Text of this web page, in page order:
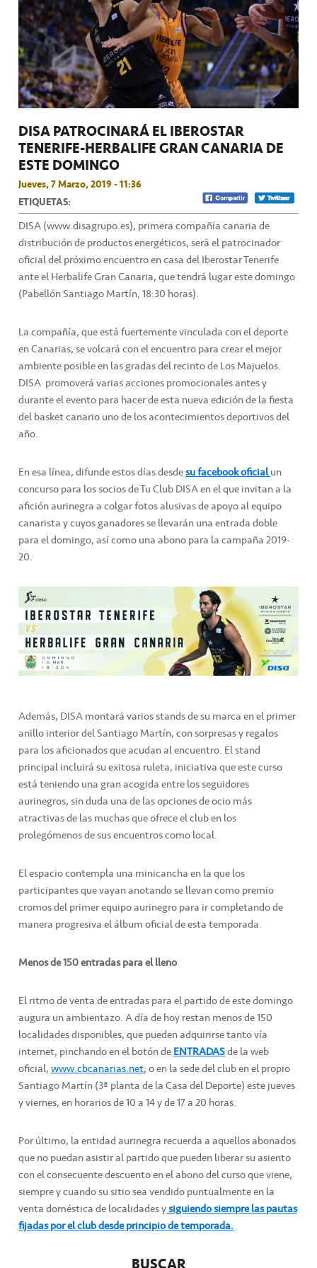
DISA PATROCINARÁ EL IBEROSTAR
TENERIFE-HERBALIFE GRAN CANARIA DE
ESTE DOMINGO
Jueves, 7 Marzo, 2019 - 11:36
ETIQUETAS:
DISA (www.disagrupo.es), primera compañía canaria de
distribución de productos energéticos, será el patrocinador
oficial del próximo encuentro en casa del Iberostar Tenerife
ante el Herbalife Gran Canaria, que tendrá lugar este domingo
(Pabellón Santiago Martín, 18:30 horas).
La compañía, que está fuertemente vinculada con el deporte
en Canarias, se volcará con el encuentro para crear el mejor
ambiente posible en las gradas del recinto de Los Majuelos.
DISA promoverá varias acciones promocionales antes y
durante el evento para hacer de esta nueva edición de la fiesta
del basket canario uno de los acontecimientos deportivos del
año.
En esa línea, difunde estos días desdesu facebook oficialun
concurso para los socios de Tu Club DISA en el que invitan a la
afición aurinegra a colgar fotos alusivas de apoyo al equipo
canarista y cuyos ganadores se llevarán una entrada doble
para el domingo, así como una abono para la campaña 2019-
20.
Además, DISA montará varios stands de su marca en el primer
anillo interior del Santiago Martín, con sorpresas y regalos
para los aficionados que acudan al encuentro. El stand
principal incluirá su exitosa ruleta, iniciativa que este curso
está teniendo una gran acogida entre los seguidores
aurinegros, sin duda una de las opciones de ocio más
atractivas de las muchas que ofrece el club en los
prolegómenos de sus encuentros como local.
El espacio contempla una minicancha en la que los
participantes que vayan anotando se llevan como premio
cromos del primer equipo aurinegro para ir completando de
manera progresiva el álbum oficial de esta temporada.
Menos de 150 entradas para el lleno
El ritmo de venta de entradas para el partido de este domingo
augura un ambientazo. A día de hoy restan menos de 150
localidades disponibles, que pueden adquirirse tanto vía
internet, pinchando en el botón deENTRADASde la web
oficial,www.cbcanarias.net; o en la sede del club en el propio
Santiago Martín (3ª planta de la Casa del Deporte) este jueves
y viernes, en horarios de 10 a 14 y de 17 a 20 horas.
Por último, la entidad aurinegra recuerda a aquellos abonados
que no puedan asistir al partido que pueden liberar su asiento
con el consecuente descuento en el abono del curso que viene,
siempre y cuando su sitio sea vendido puntualmente en la
venta doméstica de localidades ysiguiendo siempre las pautas
fijadas por el club desde principio de temporada.